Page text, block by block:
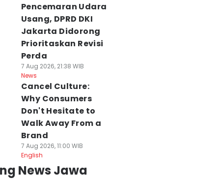
Pencemaran Udara
Usang, DPRD DKI
Jakarta Didorong
Prioritaskan Revisi
Perda
7 Aug 2026, 21:38 WIB
News
Cancel Culture:
Why Consumers
Don't Hesitate to
Walk Away From a
Brand
7 Aug 2026, 11:00 WIB
English
News Jawa